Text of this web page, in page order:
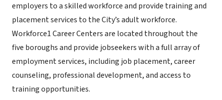
employers to a skilled workforce and provide training and
placement services to the City’s adult workforce.
Workforce1 Career Centers are located throughout the
five boroughs and provide jobseekers with a full array of
employment services, including job placement, career
counseling, professional development, and access to
training opportunities.